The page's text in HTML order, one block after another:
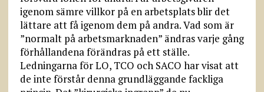
igenom sämre villkor på en arbetsplats blir det
lättare att få igenom dem på andra. Vad som är
”normalt på arbetsmarknaden” ändras varje gång
förhållandena förändras på ett ställe.
Ledningarna för LO, TCO och SACO har visat att
de inte förstår denna grundläggande fackliga